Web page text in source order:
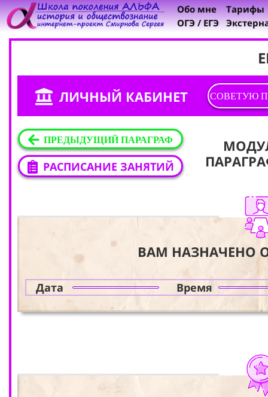
Обо мне
ОГЭ / ЕГЭ
Тарифы
ЛИЧНЫЙ КАБИНЕТ СОВЕТУЮ
ПРЕДЫДУЩИЙ ПАРАГРАФ
РАСПИСАНИЕ ЗАНЯТИЙ
ВАМ НАЗНАЧЕНО
Дата Время